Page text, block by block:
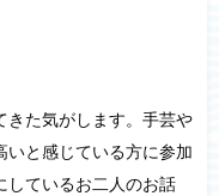
きた気がします。手芸や
いと感じている方に参加
しているお二人のお話